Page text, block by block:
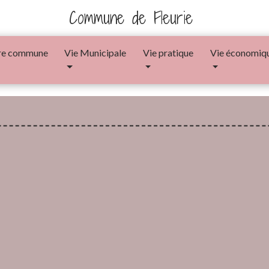
Commune de Fleurie
commune Vie Municipale Vie pratique Vie